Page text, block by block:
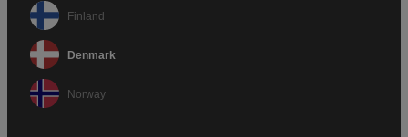
Finland
Denmark
Norway